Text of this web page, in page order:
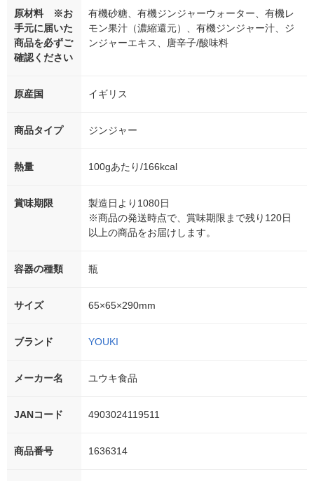
原材料 ※お
手元に届いた
商品を必ずご
確認ください
有機砂糖、有機ジンジャーウォーター、有機レ
モン果汁（濃縮還元）、有機ジンジャー汁、ジ
ンジャーエキス、唐辛子/酸味料
原産国 イギリス
商品タイプ ジンジャー
熱量 100gあたり/166kcal
賞味期限
製造日より1080日
※商品の発送時点で、賞味期限まで残り120日
以上の商品をお届けします。
容器の種類 瓶
サイズ 65×65×290mm
ブランド YOUKI
メーカー名 ユウキ食品
JANコード 4903024119511
商品番号 1636314